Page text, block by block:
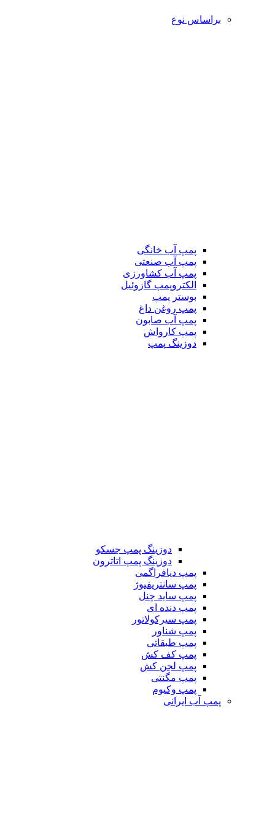
براساس نوع
پمپ آب خانگی
پمپ آب صنعتی
پمپ آب کشاورزی
الکتروپمپ گازوئیل
بوستر پمپ
پمپ روغن داغ
پمپ آب صابون
پمپ کارواش
دوزینگ پمپ
دوزینگ پمپ جسکو
دوزینگ پمپ اتاترون
پمپ دیافراگمی
پمپ سانتریفیوژ
پمپ ساید چنل
پمپ دنده ای
پمپ سیرکولاتور
پمپ شناور
پمپ طبقاتی
پمپ کف کش
پمپ لجن کش
پمپ مگنتی
پمپ وکیوم
پمپ آب ایرانی